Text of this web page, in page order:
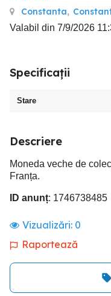
Constanta,
Valabil din 7/9/2026
Specificații
Stare
Descriere
Moneda veche de
Franța.
ID anunț: 1746738485
Vizualizări: 0
Raportează